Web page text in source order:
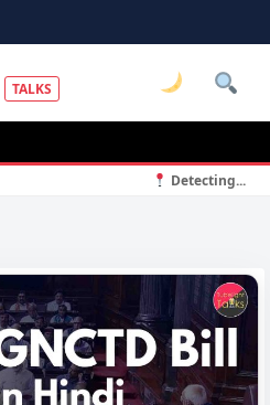
TALKS
Detecting...